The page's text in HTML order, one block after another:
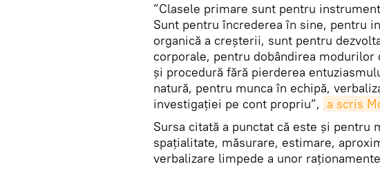
”Clasele primare sunt pentru
Sunt pentru încrederea în sine, pentru
organică a creșterii, sunt pentru
corporale, pentru dobândirea
și procedură fără pierderea
natură, pentru munca în echipă,
investigației pe cont propriu”, a scris
Sursa citată a punctat că este și pentru
spațialitate, măsurare, estimare,
verbalizare limpede a unor